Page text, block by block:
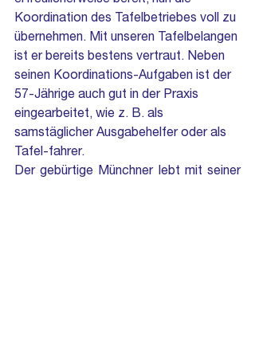
Koordination des Tafelbetriebes voll zu
übernehmen. Mit unseren Tafelbelangen
ist er bereits bestens vertraut. Neben
seinen Koordinations-Aufgaben ist der
57-Jährige auch gut in der Praxis
eingearbeitet, wie z. B. als
samstäglicher Ausgabehelfer oder als
Tafel-fahrer.
Der gebürtige Münchner lebt mit seiner